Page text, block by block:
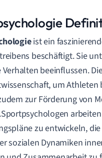
ist ein
beschäftigt. Sie
beeinflussen.
um Athleten
zur Förderung von
zu entwickeln,
sozialen Dynamiken